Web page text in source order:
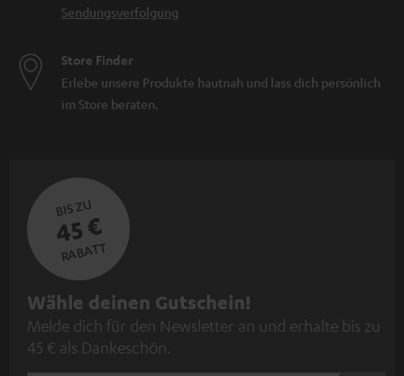
Sendungsverfolgung
Store Finder
Erlebe unsere Produkte hautnah und lass dich persönlich
im Store beraten.
BIS ZU
45 €
RABATT
N
e
w
Wähle deinen Gutschein!
Melde dich für den Newsletter an und erhalte bis zu
45 € als Dankeschön.